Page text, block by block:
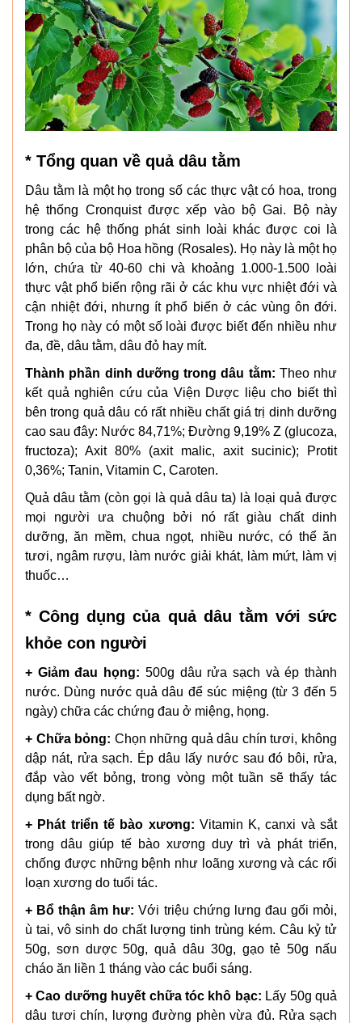
* Tổng quan về quả dâu tằm
Dâu tằm là một họ trong số các thực vật có hoa, trong
hệ thống Cronquist được xếp vào bộ Gai. Bộ này
trong các hệ thống phát sinh loài khác được coi là
phân bộ của bộ Hoa hồng (Rosales). Họ này là một họ
lớn, chứa từ 40-60 chi và khoảng 1.000-1.500 loài
thực vật phổ biến rộng rãi ở các khu vực nhiệt đới và
cận nhiệt đới, nhưng ít phổ biến ở các vùng ôn đới.
Trong họ này có một số loài được biết đến nhiều như
đa, đề, dâu tằm, dâu đỏ hay mít.
Thành phần dinh dưỡng trong dâu tằm: Theo như
kết quả nghiên cứu của Viện Dược liệu cho biết thì
bên trong quả dâu có rất nhiều chất giá trị dinh dưỡng
cao sau đây: Nước 84,71%; Đường 9,19% Z (glucoza,
fructoza); Axit 80% (axit malic, axit sucinic); Protit
0,36%; Tanin, Vitamin C, Caroten.
Quả dâu tằm (còn gọi là quả dâu ta) là loại quả được
mọi người ưa chuộng bởi nó rất giàu chất dinh
dưỡng, ăn mềm, chua ngọt, nhiều nước, có thể ăn
tươi, ngâm rượu, làm nước giải khát, làm mứt, làm vị
thuốc…
* Công dụng của quả dâu tằm với sức
khỏe con người
+ Giảm đau họng: 500g dâu rửa sạch và ép thành
nước. Dùng nước quả dâu để súc miệng (từ 3 đến 5
ngày) chữa các chứng đau ở miệng, họng.
+ Chữa bỏng: Chọn những quả dâu chín tươi, không
dập nát, rửa sạch. Ép dâu lấy nước sau đó bôi, rửa,
đắp vào vết bỏng, trong vòng một tuần sẽ thấy tác
dụng bất ngờ.
+ Phát triển tế bào xương: Vitamin K, canxi và sắt
trong dâu giúp tế bào xương duy trì và phát triển,
chống được những bệnh như loãng xương và các rối
loạn xương do tuổi tác.
+ Bổ thận âm hư: Với triệu chứng lưng đau gối mỏi,
ù tai, vô sinh do chất lượng tinh trùng kém. Câu kỷ tử
50g, sơn dược 50g, quả dâu 30g, gạo tẻ 50g nấu
cháo ăn liền 1 tháng vào các buổi sáng.
+ Cao dưỡng huyết chữa tóc khô bạc: Lấy 50g quả
dâu tươi chín, lượng đường phèn vừa đủ. Rửa sạch